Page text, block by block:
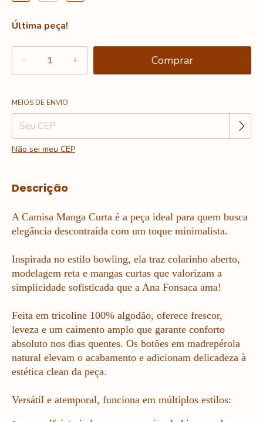
Última peça!
Entregas para o CEP:
MEIOS DE ENVIO
Não sei meu CEP
Descrição
A Camisa Manga Curta é a peça ideal para quem busca
elegância descontraída com um toque minimalista.
Inspirada no estilo bowling, ela traz colarinho aberto,
modelagem reta e mangas curtas que valorizam a
simplicidade sofisticada que a Ana Fonsaca ama!
Feita em tricoline 100% algodão, oferece frescor,
leveza e um caimento amplo que garante conforto
absoluto nos dias quentes. Os botões em madrepérola
natural elevam o acabamento e adicionam delicadeza à
estética clean da peça.
Versátil e atemporal, funciona em múltiplos estilos: